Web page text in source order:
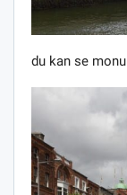
du kan se